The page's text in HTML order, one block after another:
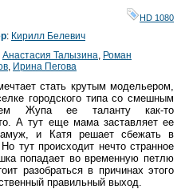
HD 1080
: Кирилл Белевич
Анастасия Талызина Роман
Ирина Пегова
стать крутым модельером,
городского типа со смешным
Жупа ее таланту как-то
А тут еще мама заставляет ее
и Катя решает сбежать в
тут происходит нечто странное
попадает во временную петлю
разобраться в причинах этого
правильный выход.